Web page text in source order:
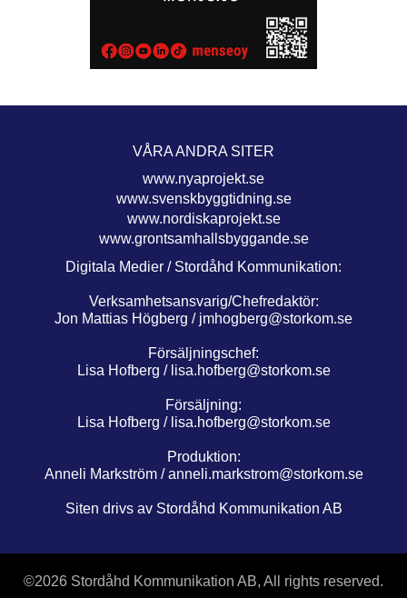
VÅRA ANDRA SITER
www.nyaprojekt.se
www.svenskbyggtidning.se
www.nordiskaprojekt.se
www.grontsamhallsbyggande.se
Digitala Medier / Stordåhd Kommunikation:
Verksamhetsansvarig/Chefredaktör:
Jon Mattias Högberg / jmhogberg@storkom.se
Försäljningschef:
Lisa Hofberg / lisa.hofberg@storkom.se
Försäljning:
Lisa Hofberg / lisa.hofberg@storkom.se
Produktion:
Anneli Markström /anneli.markstrom@storkom.se
Siten drivs av Stordåhd Kommunikation AB
©2026 Stordåhd Kommunikation AB, All rights reserved.